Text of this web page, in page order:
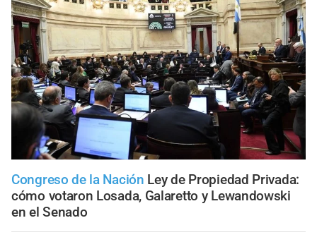
Congreso de la Nación Ley de Propiedad Privada:
cómo votaron Losada, Galaretto y Lewandowski
en el Senado